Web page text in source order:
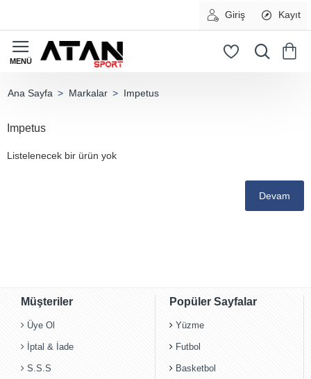
Giriş Kayıt
Markalar Impetus
Impetus
Listelenecek bir ürün yok
Devam
Müşteriler
Üye Ol
İptal & İade
S.S.S
Popüler Sayfalar
Yüzme
Futbol
Basketbol